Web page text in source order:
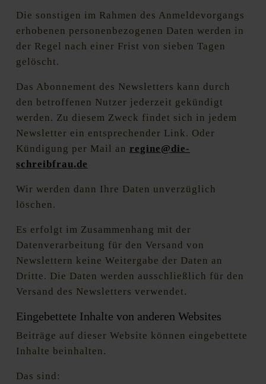
Die sonstigen im Rahmen des Anmeldevorgangs
erhobenen personenbezogenen Daten werden in
der Regel nach einer Frist von sieben Tagen
gelöscht.
Das Abonnement des Newsletters kann durch
den betroffenen Nutzer jederzeit gekündigt
werden. Zu diesem Zweck findet sich in jedem
Newsletter ein entsprechender Link. Oder
Kündigung per Mail an regine@die-
schreibfrau.de
Wir werden dann Ihre Daten unverzüglich
löschen.
Es erfolgt im Zusammenhang mit der
Datenverarbeitung für den Versand von
Newslettern keine Weitergabe der Daten an
Dritte. Die Daten werden ausschließlich für den
Versand des Newsletters verwendet.
Eingebettete Inhalte von anderen Websites
Beiträge auf dieser Website können eingebettete
Inhalte beinhalten.
Das sind: